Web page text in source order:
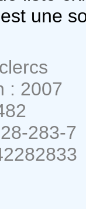
une
: 2007
283-7